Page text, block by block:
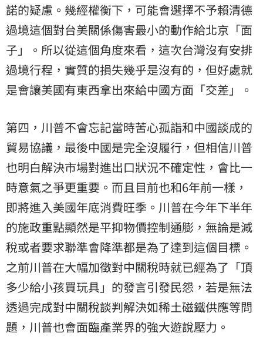
諾的疑慮。幾經權衡下，可能會選擇不予賴清德
過境這個對台美關係傷害最小的動作給北京「面
子」。所以從這個角度來看，這次台灣沒有安排
過境行程，實質的損失幾乎是沒有的，但好處就
是會讓美國有東西拿出來給中國方面「交差」。
​第四，川普不會忘記當時苦心孤詣和中國談成的
貿易協議，最後中國是完全沒履行，但相信川普
也明白解決市場對進出口狀況不確定性，會比一
時意氣之爭更重要。而且目前也和6年前一樣，
即將進入美國年底消費旺季。川普在今年下半年
的施政重點顯然是平抑物價控制通膨，無論是減
稅或者要求聯準會降準都是為了達到這個目標。
之前川普在大幅加徵對中關稅時就已經為了「頂
多少給小孩買玩具」的發言引發民怨，若是無法
透過完成對中關稅談判解決如稀土磁鐵供應等問
題，川普也會面臨產業界的強大遊說壓力。